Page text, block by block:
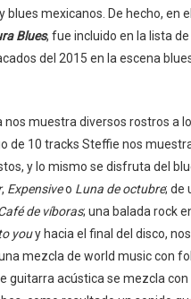
blues mexicanos. De hecho, en
Blues, fue incluido en la lista de
del 2015 en la escena
nos muestra diversos rostros a
de 10 tracks Steffie nos
y lo mismo se disfruta del
, Expensiveo Luna de octubre; de
de víboras; una balada rock
youy hacia el final del disco,
mezcla de world music con
guitarra acústica se mezcla con